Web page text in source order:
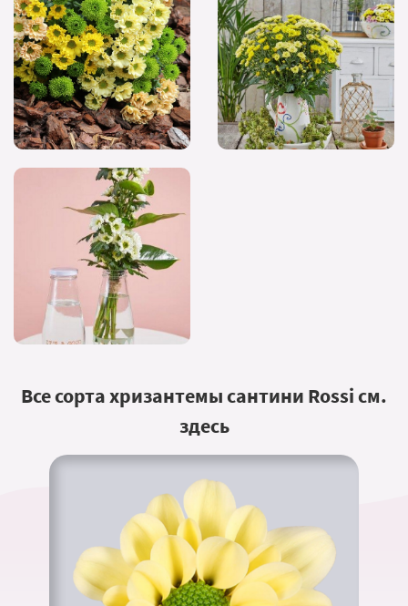
Все сорта хризантемы сантини Rossi см.
здесь